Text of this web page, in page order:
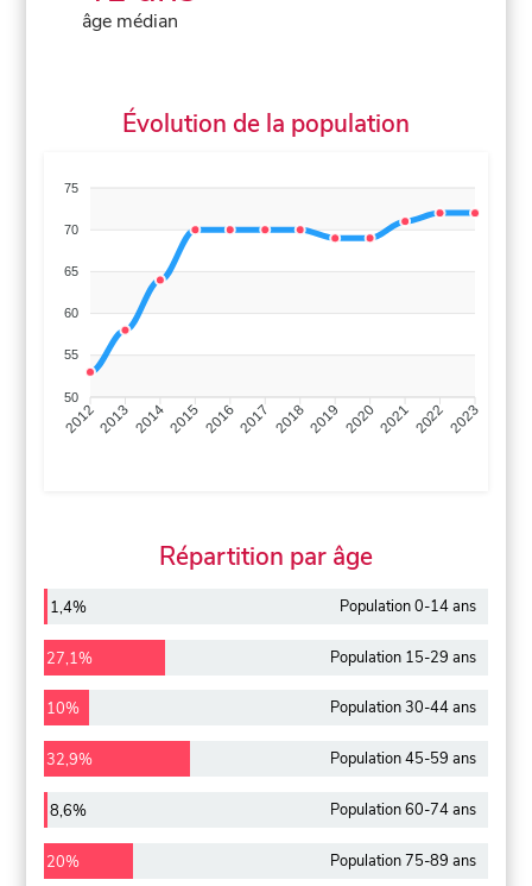
âge médian
Évolution de la population
75
70
65
60
55
50
20122013 20142015 20162017 20182019 20202021 2022 2023
Répartition par âge
1,4% Population 0-14 ans
27,1% Population 15-29 ans
10% Population 30-44 ans
32,9% Population 45-59 ans
8,6% Population 60-74 ans
20% Population 75-89 ans